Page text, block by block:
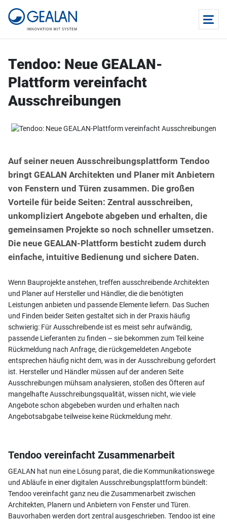
Tendoo: Neue GEALAN-
Plattform vereinfacht
Ausschreibungen
Auf seiner neuen Ausschreibungsplattform Tendoo
bringt GEALAN Architekten und Planer mit Anbietern
von Fenstern und Türen zusammen. Die großen
Vorteile für beide Seiten: Zentral ausschreiben,
unkompliziert Angebote abgeben und erhalten, die
gemeinsamen Projekte so noch schneller umsetzen.
Die neue GEALAN-Plattform besticht zudem durch
einfache, intuitive Bedienung und sichere Daten.
Wenn Bauprojekte anstehen, treffen ausschreibende Architekten
und Planer auf Hersteller und Händler, die die benötigten
Leistungen anbieten und passende Elemente liefern. Das Suchen
und Finden beider Seiten gestaltet sich in der Praxis häufig
schwierig: Für Ausschreibende ist es meist sehr aufwändig,
passende Lieferanten zu finden​ – sie bekommen zum Teil keine
Rückmeldung nach Anfrage​, die rückgemeldeten Angebote
entsprechen häufig nicht dem, was in der Ausschreibung gefordert
ist​. Hersteller und Händler müssen auf der anderen Seite
Ausschreibungen mühsam analysieren​, stoßen des Öfteren auf
mangelhafte Ausschreibungsqualität, wissen nicht, wie viele
Angebote schon abgebeben wurden und erhalten nach
Angebotsabgabe teilweise keine Rückmeldung mehr.
Tendoo vereinfacht Zusammenarbeit
GEALAN hat nun eine Lösung parat, die die Kommunikationswege
und Abläufe in einer digitalen Ausschreibungsplattform bündelt:
Tendoo vereinfacht ganz neu die Zusammenarbeit zwischen
Architekten, Planern und Anbietern von Fenster und Türen.
Bauvorhaben werden dort zentral ausgeschrieben. Tendoo ist eine